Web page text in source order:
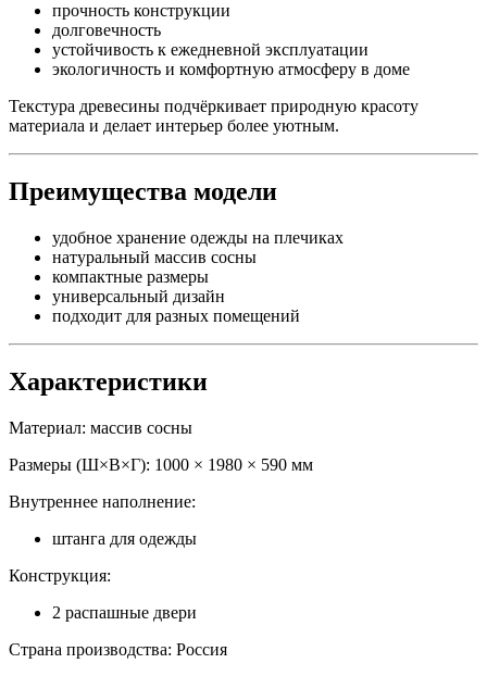
прочность конструкции
долговечность
устойчивость к ежедневной эксплуатации
экологичность и комфортную атмосферу в доме
Текстура древесины подчёркивает природную красоту
материала и делает интерьер более уютным.
Преимущества модели
удобное хранение одежды на плечиках
натуральный массив сосны
компактные размеры
универсальный дизайн
подходит для разных помещений
Характеристики
Материал: массив сосны
Размеры (Ш×В×Г): 1000 × 1980 × 590 мм
Внутреннее наполнение:
штанга для одежды
Конструкция:
2 распашные двери
Страна производства: Россия